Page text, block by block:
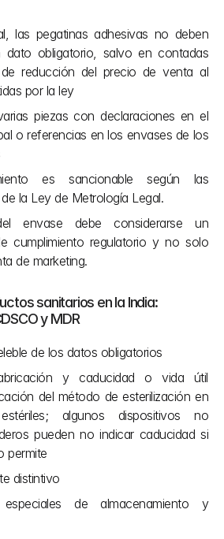
las pegatinas adhesivas no deben
dato obligatorio, salvo en contadas
reducción del precio de venta al
por la ley
piezas con declaraciones en el
o referencias en los envases de los
es sancionable según las
la Ley de Metrología Legal.
envase debe considerarse un
cumplimiento regulatorio y no solo
de marketing.
sanitarios en la India:
y MDR
de los datos obligatorios
y caducidad o vida útil
del método de esterilización en
algunos dispositivos no
pueden no indicar caducidad si
permite
distintivo
especiales de almacenamiento y